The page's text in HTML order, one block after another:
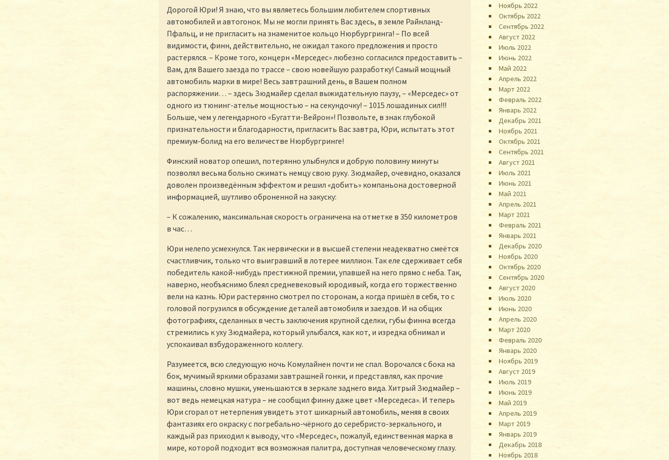
Дорогой Юри! Я знаю, что вы являетесь большим любителем спортивных
автомобилей и автогонок. Мы не могли принять Вас здесь, в земле Райнланд-
Пфальц, и не пригласить на знаменитое кольцо Нюрбургринга! – По всей
видимости, финн, действительно, не ожидал такого предложения и просто
растерялся. – Кроме того, концерн «Мерседес» любезно согласился предоставить –
Вам, для Вашего заезда по трассе – свою новейшую разработку! Самый мощный
автомобиль марки в мире! Весь завтрашний день, в Вашем полном
распоряжении… – здесь Зюдмайер сделал выжидательную паузу, – «Мерседес» от
одного из тюнинг-ателье мощностью – на секундочку! – 1015 лошадиных сил!!!
Больше, чем у легендарного «Бугатти-Вейрон»! Позвольте, в знак глубокой
признательности и благодарности, пригласить Вас завтра, Юри, испытать этот
премиум-болид на его величестве Нюрбургринге!
Финский новатор опешил, потерянно улыбнулся и добрую половину минуты
позволял весьма больно сжимать немцу свою руку. Зюдмайер, очевидно, оказался
доволен произведённым эффектом и решил «добить» компаньона достоверной
информацией, шутливо оброненной на закуску:
– К сожалению, максимальная скорость ограничена на отметке в 350 километров
в час…
Юри нелепо усмехнулся. Так нервически и в высшей степени неадекватно смеётся
счастливчик, только что выигравший в лотерее миллион. Так еле сдерживает себя
победитель какой-нибудь престижной премии, упавшей на него прямо с неба. Так,
наверно, необъяснимо блеял средневековый юродивый, когда его торжественно
вели на казнь. Юри растерянно смотрел по сторонам, а когда пришёл в себя, то с
головой погрузился в обсуждение деталей автомобиля и заездов. И на общих
фотографиях, сделанных в честь заключения крупной сделки, губы финна всегда
стремились к уху Зюдмайера, который улыбался, как кот, и изредка обнимал и
успокаивал взбудораженного коллегу.
Разумеется, всю следующую ночь Комулайнен почти не спал. Ворочался с бока на
бок, мучимый яркими образами завтрашней гонки, и представлял, как прочие
машины, словно мушки, уменьшаются в зеркале заднего вида. Хитрый Зюдмайер –
вот ведь немецкая натура – не сообщил финну даже цвет «Мерседеса». И теперь
Юри сгорал от нетерпения увидеть этот шикарный автомобиль, меняя в своих
фантазиях его окраску с погребально-чёрного до серебристо-зеркального, и
каждый раз приходил к выводу, что «Мерседес», пожалуй, единственная марка в
мире, которой подходит вся возможная палитра, доступная человеческому глазу.
Ноябрь 2022
Октябрь 2022
Сентябрь 2022
Август 2022
Июль 2022
Июнь 2022
Май 2022
Апрель 2022
Март 2022
Февраль 2022
Январь 2022
Декабрь 2021
Ноябрь 2021
Октябрь 2021
Сентябрь 2021
Август 2021
Июль 2021
Июнь 2021
Май 2021
Апрель 2021
Март 2021
Февраль 2021
Январь 2021
Декабрь 2020
Ноябрь 2020
Октябрь 2020
Сентябрь 2020
Август 2020
Июль 2020
Июнь 2020
Апрель 2020
Март 2020
Февраль 2020
Январь 2020
Ноябрь 2019
Август 2019
Июль 2019
Июнь 2019
Май 2019
Апрель 2019
Март 2019
Январь 2019
Декабрь 2018
Ноябрь 2018